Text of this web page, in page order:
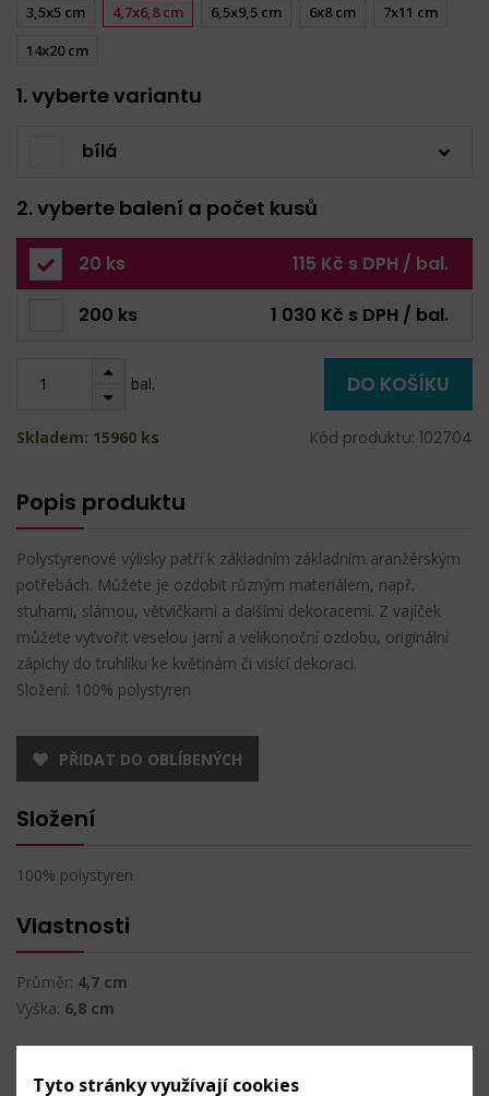
3,5x5 cm 4,7x6,8 cm 6,5x9,5 cm 6x8 cm
7x11 cm
14x20 cm
1. vyberte variantu
bílá
2. vyberte balení a počet kusů
20 ks 115 Kč s DPH / bal.
200 ks 1 030 Kč s DPH / bal.
bal. DO KOŠÍKU
Skladem: 15960 ks Kód produktu: 102704
Popis produktu
Polystyrenové výlisky patří k základním základním aranžérským
potřebách. Můžete je ozdobit různým materiálem, např.
stuhami, slámou, větvičkami a dalšími dekoracemi. Z vajíček
můžete vytvořit veselou jarní a velikonoční ozdobu, originální
zápichy do truhlíku ke květinám či visící dekoraci.
Složení: 100% polystyren
PŘIDAT DO OBLÍBENÝCH
Složení
100% polystyren
Vlastnosti
Průměr: 4,7 cm
Výška: 6,8 cm
Tyto stránky využívají cookies